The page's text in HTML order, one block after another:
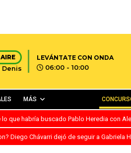
Denis
LEVÁNTATE CON ONDA
06:00 - 10:00
MÁS
que habría buscado Pablo Heredia con
Diego Chávarri dejó de seguir a Gabriela